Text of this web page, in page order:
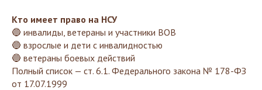
Кто имеет право на НСУ
🔵 инвалиды, ветераны и участники ВОВ
🔵 взрослые и дети с инвалидностью
🔵 ветераны боевых действий
Полный список — ст. 6.1. Федерального закона № 178-ФЗ
от 17.07.1999